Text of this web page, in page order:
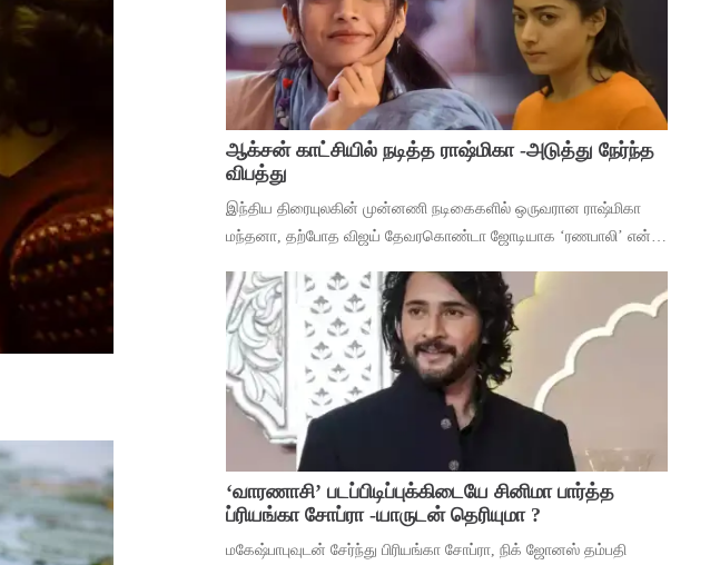
ஆக்சன் காட்சியில் நடித்த ராஷ்மிகா -அடுத்து நேர்ந்த
விபத்து
இந்திய திரையுலகின் முன்னணி நடிகைகளில் ஒருவரான ராஷ்மிகா
மந்தனா, தற்போத விஜய் தேவரகொண்டா ஜோடியாக ‘ரணபாலி’ என்ற
முக்கியத்துவம் கொண்ட ‘மைசா’ என்ற படத
‘வாரணாசி’ படப்பிடிப்புக்கிடையே சினிமா பார்த்த
ப்ரியங்கா சோப்ரா -யாருடன் தெரியுமா ?
மகேஷ்பாபுவுடன் சேர்ந்து பிரியங்கா சோப்ரா, நிக் ஜோனஸ் தம்பதி